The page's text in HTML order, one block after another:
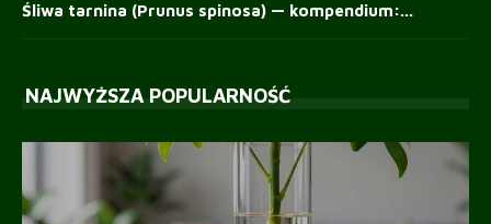
Śliwa tarnina (Prunus spinosa) — kompendium:...
NAJWYŻSZA POPULARNOŚĆ